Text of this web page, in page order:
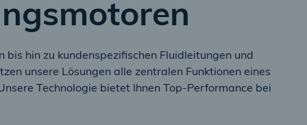
hin zu kundenspezifischen Fluidleitungen und
unsere Lösungen alle zentralen Funktionen eines
Technologie bietet Ihnen Top-Performance bei